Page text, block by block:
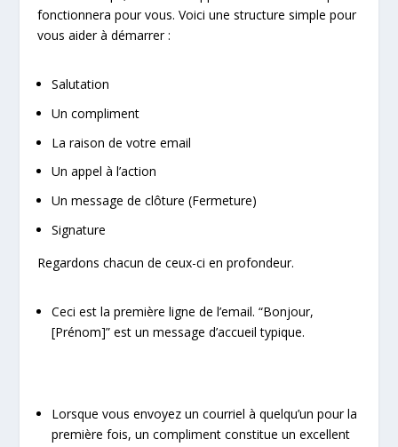
fonctionnera pour vous. Voici une structure simple pour
vous aider à démarrer :
Salutation
Un compliment
La raison de votre email
Un appel à l’action
Un message de clôture (Fermeture)
Signature
Regardons chacun de ceux-ci en profondeur.
Ceci est la première ligne de l’email. “Bonjour,
[Prénom]” est un message d’accueil typique.
Lorsque vous envoyez un courriel à quelqu’un pour la
première fois, un compliment constitue un excellent